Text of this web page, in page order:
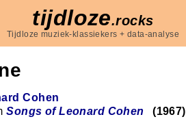
tijdloze.rocks
Tijdloze muziek-klassiekers + data-analyse
Cohen
Songs of Leonard Cohen (1967)